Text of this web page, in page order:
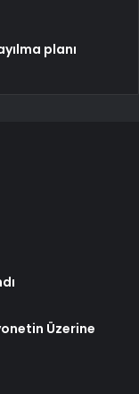
planı
Üzerine